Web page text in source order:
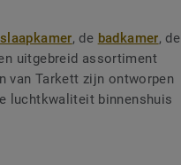
slaapkamer, de badkamer, de
uitgebreid assortiment
van Tarkett zijn ontworpen
luchtkwaliteit binnenshuis